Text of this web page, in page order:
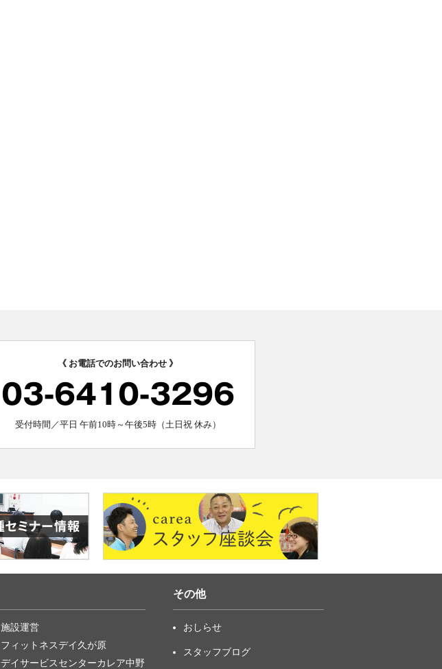
《 お電話でのお問い合わせ 》
03-6410-3296
受付時間／平日 午前10時～午後5時（土日祝 休み）
施設運営
フィットネスデイ久が原
デイサービスセンターカレア中野
その他
おしらせ
スタッフブログ